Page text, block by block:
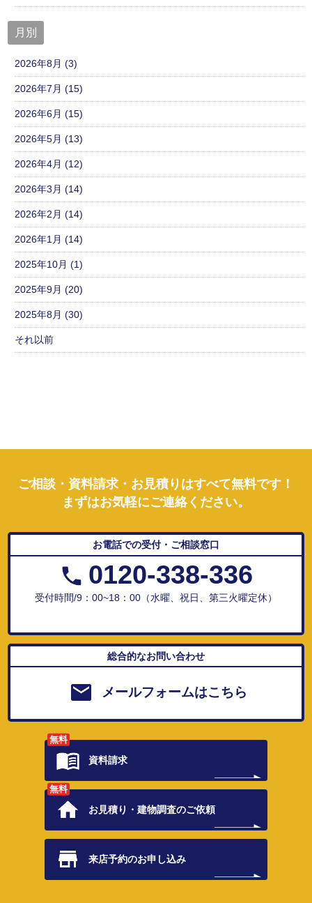
月別
2026年8月 (3)
2026年7月 (15)
2026年6月 (15)
2026年5月 (13)
2026年4月 (12)
2026年3月 (14)
2026年2月 (14)
2026年1月 (14)
2025年10月 (1)
2025年9月 (20)
2025年8月 (30)
それ以前
ご相談・資料請求・お見積りはすべて無料です！
まずはお気軽にご連絡ください。
お電話での受付・ご相談窓口
0120-338-336
受付時間/9：00~18：00（水曜、祝日、第三火曜定休）
総合的なお問い合わせ
メールフォームはこちら
無料
資料請求
無料
お見積り・建物調査のご依頼
来店予約のお申し込み